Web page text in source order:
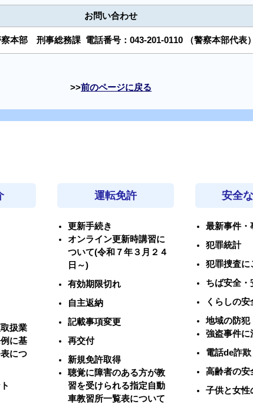
お問い合わせ
察本部 刑事総務課 電話番号： 043-201-0110 （警察本部代表）
前のページに戻る
扱業
に基
につ
運転免許
更新手続き
オンライン更新時講習に
ついて(令和７年３月２４
日～)
有効期限切れ
自主返納
記載事項変更
再交付
新規免許取得
聴覚に障害のある方が教
習を受けられる指定自動
車教習所一覧表について
安全
最新事件・
犯罪統計
犯罪捜査に
ちば安全・
くらしの
地域の防犯
強盗事件に
電話de詐欺
高齢者の安
子供と女性